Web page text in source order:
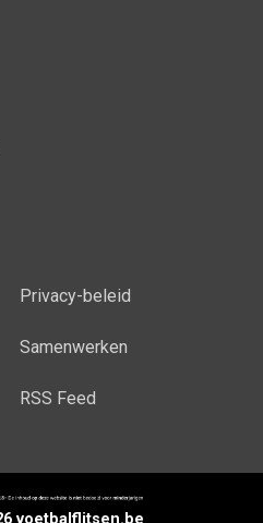
Privacy-beleid
Samenwerken
RSS Feed
voetbalflitsen.be